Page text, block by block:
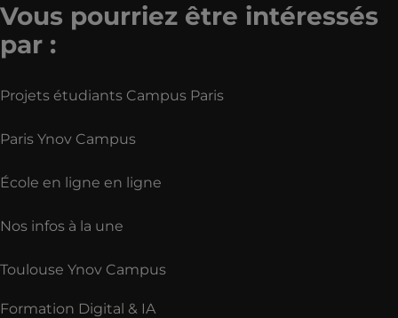
Vous pourriez être intéressés
par :
Projets étudiants Campus Paris
Paris Ynov Campus
École en ligne en ligne
Nos infos à la une
Toulouse Ynov Campus
Formation Digital & IA